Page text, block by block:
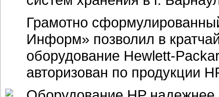
Грамотно
Информ» позволил в
оборудование Hewlett-
авторизован по продукции